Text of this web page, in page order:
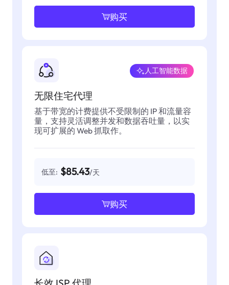
购买
无限住宅代理
人工智能数据
基于带宽的计费提供不受限制的 IP 和流量容
量，支持灵活调整并发和数据吞吐量，以实
现可扩展的 Web 抓取作。
低至: $85.43/天
购买